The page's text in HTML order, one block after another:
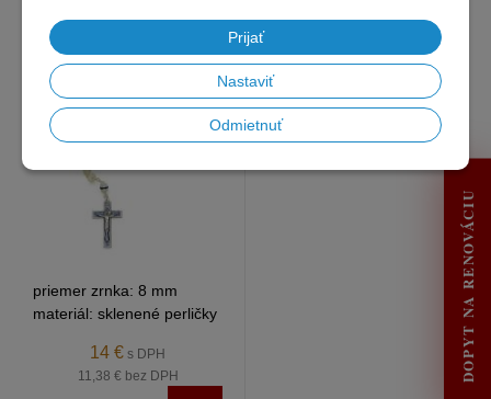
Prijať
Nastaviť
Odmietnuť
DOPYT NA RENOVÁCIU
priemer zrnka: 8 mm
materiál: sklenené perličky
modrá (krížik)
14 € s DPH
11,38 € bez DPH